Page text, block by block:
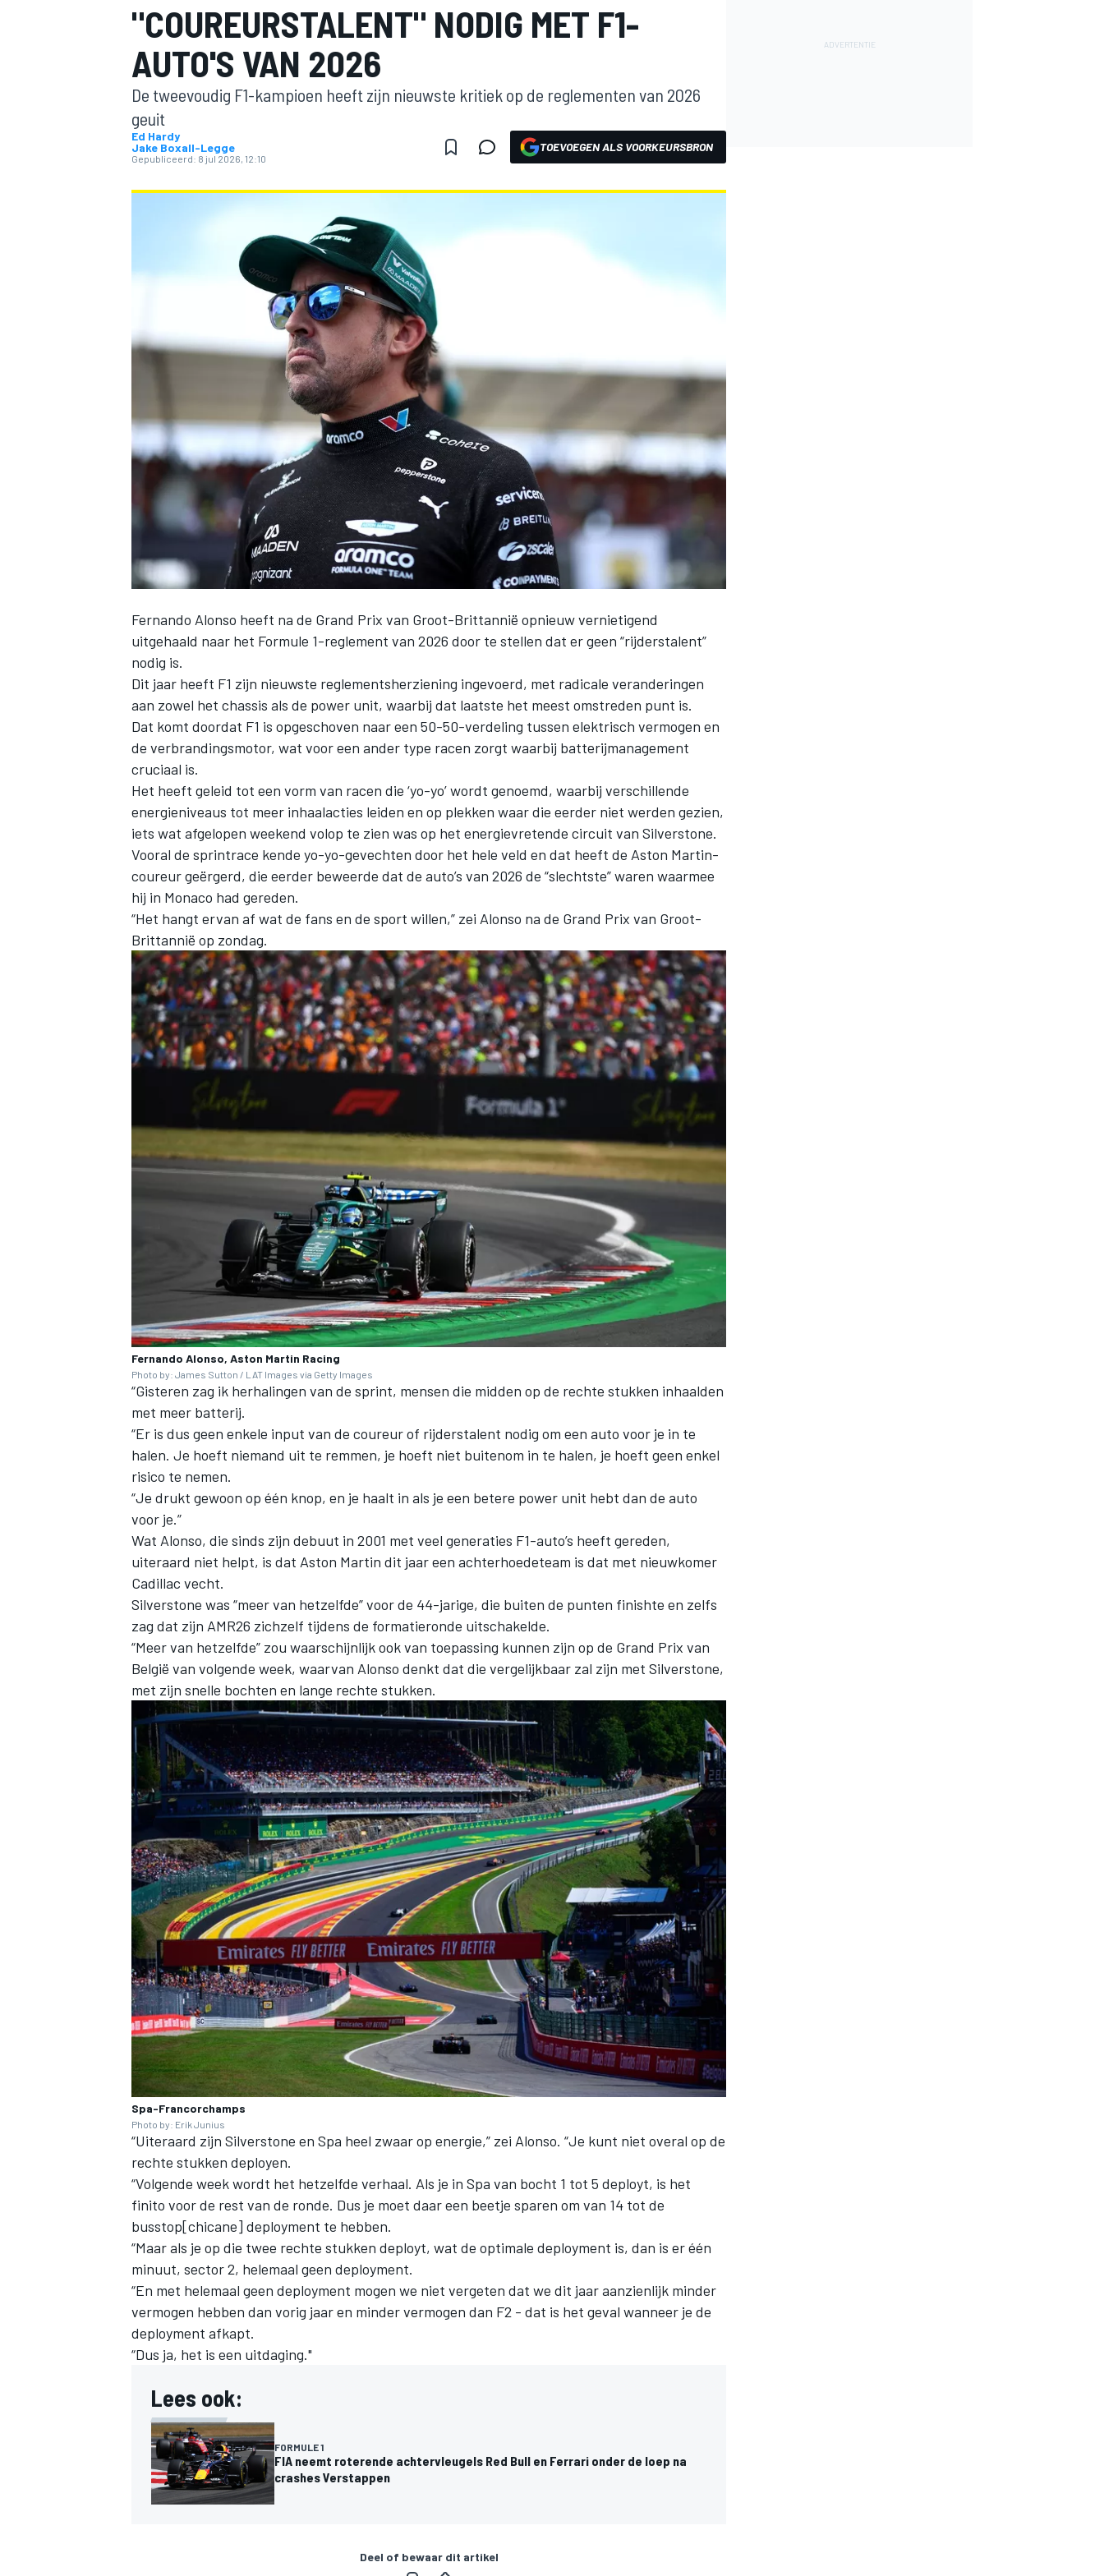
INDYCAR
WEC DTM
MEER RACEKLASSEN
"COUREURSTALENT" NODIG MET F1-
AUTO'S VAN 2026
De tweevoudig F1-kampioen heeft zijn nieuwste kritiek op de reglementen van 2026
geuit
Ed Hardy
Jake Boxall-Legge
Gepubliceerd: 8 jul 2026, 12:10
TOEVOEGEN ALS VOORKEURSBRON
Fernando Alonso heeft na de Grand Prix van Groot-Brittannië opnieuw vernietigend
uitgehaald naar het Formule 1-reglement van 2026 door te stellen dat er geen “rijderstalent”
nodig is.
Dit jaar heeft F1 zijn nieuwste reglementsherziening ingevoerd, met radicale veranderingen
aan zowel het chassis als de power unit, waarbij dat laatste het meest omstreden punt is.
Dat komt doordat F1 is opgeschoven naar een 50-50-verdeling tussen elektrisch vermogen en
de verbrandingsmotor, wat voor een ander type racen zorgt waarbij batterijmanagement
cruciaal is.
Het heeft geleid tot een vorm van racen die ‘yo-yo’ wordt genoemd, waarbij verschillende
energieniveaus tot meer inhaalacties leiden en op plekken waar die eerder niet werden gezien,
iets wat afgelopen weekend volop te zien was op het energievretende circuit van Silverstone.
Vooral de sprintrace kende yo-yo-gevechten door het hele veld en dat heeft de Aston Martin-
coureur geërgerd, die eerder beweerde dat de auto’s van 2026 de “slechtste” waren waarmee
hij in Monaco had gereden.
“Het hangt ervan af wat de fans en de sport willen,” zei Alonso na de Grand Prix van Groot-
Brittannië op zondag.
Fernando Alonso, Aston Martin Racing
Photo by: James Sutton / LAT Images via Getty Images
“Gisteren zag ik herhalingen van de sprint, mensen die midden op de rechte stukken inhaalden
met meer batterij.
“Er is dus geen enkele input van de coureur of rijderstalent nodig om een auto voor je in te
halen. Je hoeft niemand uit te remmen, je hoeft niet buitenom in te halen, je hoeft geen enkel
risico te nemen.
“Je drukt gewoon op één knop, en je haalt in als je een betere power unit hebt dan de auto
voor je.”
Wat Alonso, die sinds zijn debuut in 2001 met veel generaties F1-auto’s heeft gereden,
uiteraard niet helpt, is dat Aston Martin dit jaar een achterhoedeteam is dat met nieuwkomer
Cadillac vecht.
Silverstone was “meer van hetzelfde” voor de 44-jarige, die buiten de punten finishte en zelfs
zag dat zijn AMR26 zichzelf tijdens de formatieronde uitschakelde.
“Meer van hetzelfde” zou waarschijnlijk ook van toepassing kunnen zijn op de Grand Prix van
België van volgende week, waarvan Alonso denkt dat die vergelijkbaar zal zijn met Silverstone,
met zijn snelle bochten en lange rechte stukken.
Spa-Francorchamps
Photo by: Erik Junius
“Uiteraard zijn Silverstone en Spa heel zwaar op energie,” zei Alonso. “Je kunt niet overal op de
rechte stukken deployen.
“Volgende week wordt het hetzelfde verhaal. Als je in Spa van bocht 1 tot 5 deployt, is het
finito voor de rest van de ronde. Dus je moet daar een beetje sparen om van 14 tot de
busstop[chicane] deployment te hebben.
“Maar als je op die twee rechte stukken deployt, wat de optimale deployment is, dan is er één
minuut, sector 2, helemaal geen deployment.
“En met helemaal geen deployment mogen we niet vergeten dat we dit jaar aanzienlijk minder
vermogen hebben dan vorig jaar en minder vermogen dan F2 - dat is het geval wanneer je de
deployment afkapt.
“Dus ja, het is een uitdaging."
Lees ook:
FORMULE 1
FIA neemt roterende achtervleugels Red Bull en Ferrari onder de loep na
crashes Verstappen
Deel of bewaar dit artikel